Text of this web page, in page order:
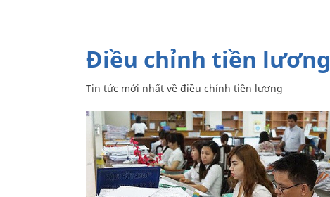
điều chỉnh tiền lương
Tin tức mới nhất về điều chỉnh tiền lương